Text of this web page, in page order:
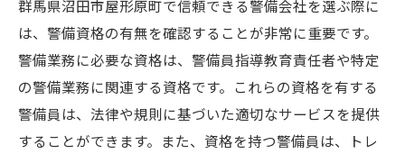
群馬県沼田市屋形原町で信頼できる警備会社を選ぶ際に
は、警備資格の有無を確認することが非常に重要です。
警備業務に必要な資格は、警備員指導教育責任者や特定
の警備業務に関連する資格です。これらの資格を有する
警備員は、法律や規則に基づいた適切なサービスを提供
することができます。また、資格を持つ警備員は、トレ